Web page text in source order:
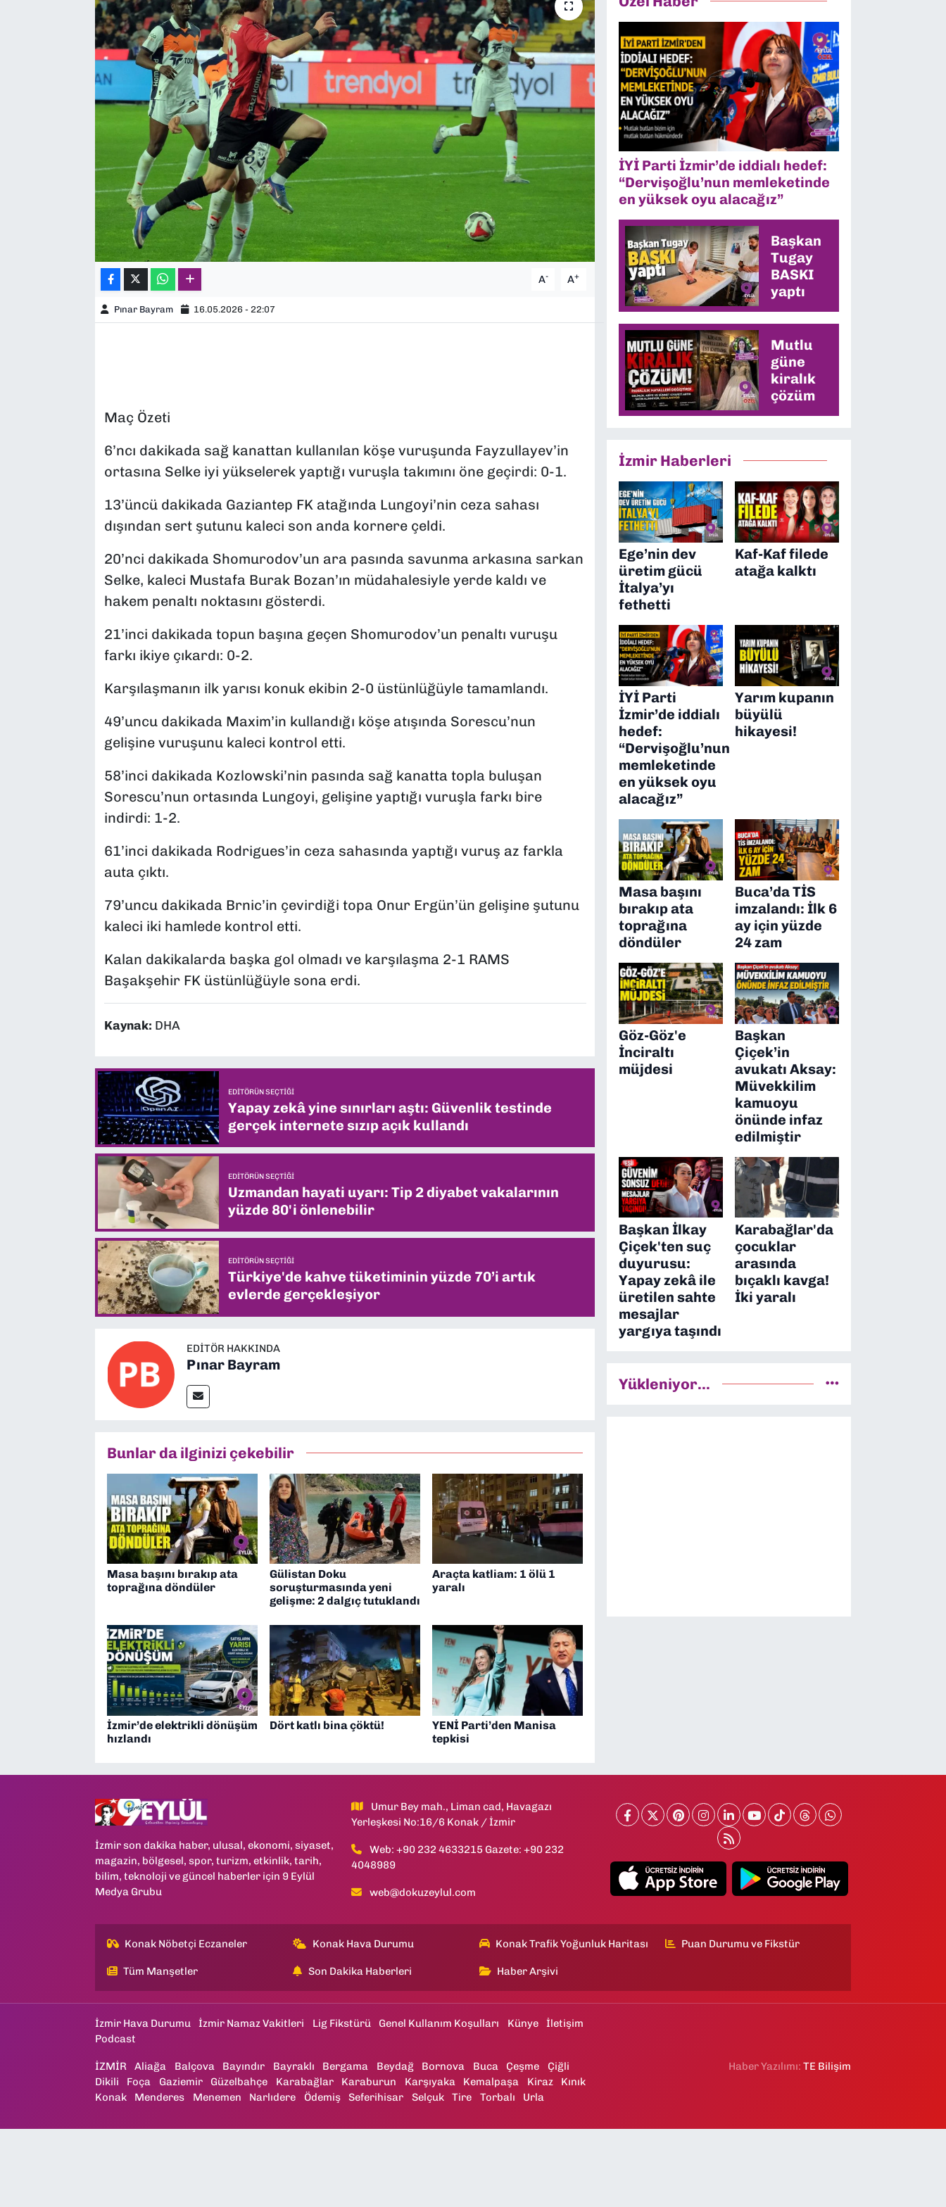
A- A+
Pınar Bayram 16.05.2026 - 22:07
Maç Özeti
6’ncı dakikada sağ kanattan kullanılan köşe vuruşunda Fayzullayev’in
ortasına Selke iyi yükselerek yaptığı vuruşla takımını öne geçirdi: 0-1.
13’üncü dakikada Gaziantep FK atağında Lungoyi’nin ceza sahası
dışından sert şutunu kaleci son anda kornere çeldi.
20’nci dakikada Shomurodov’un ara pasında savunma arkasına sarkan
Selke, kaleci Mustafa Burak Bozan’ın müdahalesiyle yerde kaldı ve
hakem penaltı noktasını gösterdi.
21’inci dakikada topun başına geçen Shomurodov’un penaltı vuruşu
farkı ikiye çıkardı: 0-2.
Karşılaşmanın ilk yarısı konuk ekibin 2-0 üstünlüğüyle tamamlandı.
49’uncu dakikada Maxim’in kullandığı köşe atışında Sorescu’nun
gelişine vuruşunu kaleci kontrol etti.
58’inci dakikada Kozlowski’nin pasında sağ kanatta topla buluşan
Sorescu’nun ortasında Lungoyi, gelişine yaptığı vuruşla farkı bire
indirdi: 1-2.
61’inci dakikada Rodrigues’in ceza sahasında yaptığı vuruş az farkla
auta çıktı.
79’uncu dakikada Brnic’in çevirdiği topa Onur Ergün’ün gelişine şutunu
kaleci iki hamlede kontrol etti.
Kalan dakikalarda başka gol olmadı ve karşılaşma 2-1 RAMS
Başakşehir FK üstünlüğüyle sona erdi.
Kaynak: DHA
EDITÖRÜN SEÇTIĞI
Yapay zekâ yine sınırları aştı: Güvenlik testinde
gerçek internete sızıp açık kullandı
EDITÖRÜN SEÇTIĞI
Uzmandan hayati uyarı: Tip 2 diyabet vakalarının
yüzde 80'i önlenebilir
EDITÖRÜN SEÇTIĞI
Türkiye'de kahve tüketiminin yüzde 70’i artık
evlerde gerçekleşiyor
EDITÖR HAKKINDA
Pınar Bayram
Bunlar da ilginizi çekebilir
Masa başını bırakıp ata
toprağına döndüler
Gülistan Doku
soruşturmasında yeni
gelişme: 2 dalgıç tutuklandı
Araçta katliam: 1 ölü 1
yaralı
İzmir’de elektrikli dönüşüm
hızlandı
Dört katlı bina çöktü!
YENİ Parti’den Manisa
tepkisi
İYİ Parti İzmir’de iddialı hedef:
“Dervişoğlu’nun memleketinde
en yüksek oyu alacağız”
Başkan
Tugay
BASKI
yaptı
Mutlu
güne
kiralık
çözüm
İzmir Haberleri
Ege’nin dev
üretim gücü
İtalya’yı
fethetti
Kaf-Kaf filede
atağa kalktı
İYİ Parti
İzmir’de iddialı
hedef:
“Dervişoğlu’nun
memleketinde
en yüksek oyu
alacağız”
Yarım kupanın
büyülü
hikayesi!
Masa başını
bırakıp ata
toprağına
döndüler
Buca’da TİS
imzalandı: İlk 6
ay için yüzde
24 zam
Göz-Göz'e
İnciraltı
müjdesi
Başkan
Çiçek’in
avukatı Aksay:
Müvekkilim
kamuoyu
önünde infaz
edilmiştir
Başkan İlkay
Çiçek'ten suç
duyurusu:
Yapay zekâ ile
üretilen sahte
mesajlar
yargıya taşındı
Karabağlar'da
çocuklar
arasında
bıçaklı kavga!
İki yaralı
Yükleniyor...
İzmir son dakika haber, ulusal, ekonomi, siyaset,
magazin, bölgesel, spor, turizm, etkinlik, tarih,
bilim, teknoloji ve güncel haberler için 9 Eylül
Medya Grubu
Umur Bey mah., Liman cad, Havagazı
Yerleşkesi No:16/6 Konak / İzmir
Web: +90 232 4633215 Gazete: +90 232
4048989
web@dokuzeylul.com
Konak Nöbetçi Eczaneler Konak Hava Durumu Konak Trafik Yoğunluk Haritası Puan Durumu ve Fikstür
Tüm Manşetler Son Dakika Haberleri Haber Arşivi
İzmir Hava Durumu İzmir Namaz Vakitleri Lig Fikstürü Genel Kullanım Koşulları Künye
İletişim
Podcast
İZMİR Aliağa Balçova Bayındır Bayraklı Bergama Beydağ Bornova Buca Çeşme
Çiğli
Dikili
Foça Gaziemir Güzelbahçe Karabağlar Karaburun Karşıyaka Kemalpaşa Kiraz
Kınık
Konak
Menderes Menemen Narlıdere Ödemiş Seferihisar Selçuk Tire Torbalı Urla
Haber Yazılımı:TE Bilişim
TEKNOLOJİ
YEREL YÖNETİMLER